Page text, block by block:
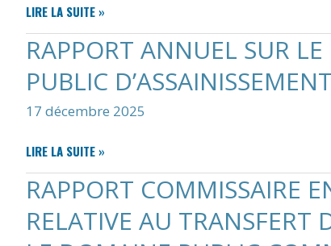
ARRÊTÉ
DU
31
DÉCEMBRE
PORTANT
D’OFFICE
DANS
LE
PUBLIC
DE
LIRE LA SUITE »
RAPPORT ANNUEL SUR
PUBLIC
17 décembre 2025
RAPPORT
SUR
LE
PRIX
LIRE LA SUITE »
RAPPORT COMMISSAIRE
RELATIVE AU TRANSFERT